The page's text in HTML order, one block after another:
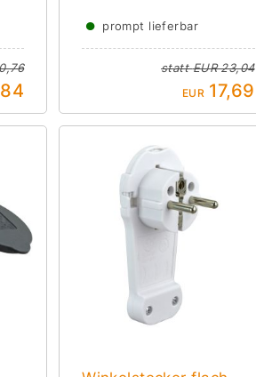
● prompt lieferbar
stattEUR 23,04
EUR 17,69